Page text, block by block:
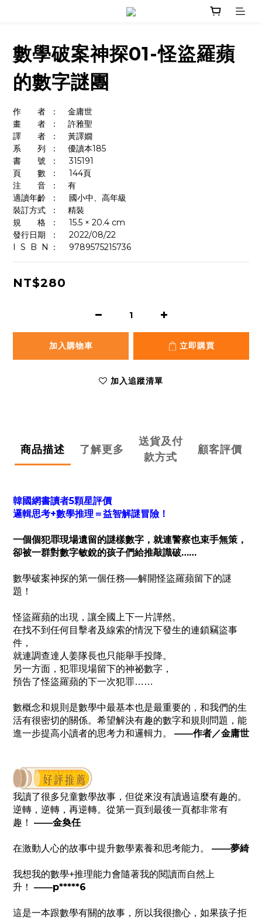
數學破案神探01-怪盜羅蘋
的數字謎團
作　　者	：    金庸世
畫　　者	：    許雅聖
譯　　者	：    黃譯嫺
系　　列	：    優讀本185
書　　號	：	315191
頁　　數	：	144頁
注　　音	：    有
適讀年齡	：	國小中、高年級
裝訂方式	：    精裝
規　　格	：	15.5 × 20.4 cm
發行日期	：	2022/08/22
I  S  B  N	：  	9789575215736
NT$280
加入購物車 立即購買
加入追蹤清單
商品描述 了解更多
送貨及付
款方式
顧客評價
韓國網書讀者5顆星評價
邏輯思考+數學推理＝益智解謎冒險！
一個個犯罪現場遺留的謎樣數字，就連警察也束手無策，
卻被一群對數字敏銳的孩子們給推敲識破……
數學破案神探的第一個任務──解開怪盜羅蘋留下的謎
題！
怪盜羅蘋的出現，讓全國上下一片譁然。
在找不到任何目擊者及線索的情況下發生的連鎖竊盜事
件，
就連調查達人姜隊長也只能舉手投降。
另一方面，犯罪現場留下的神祕數字，
預告了怪盜羅蘋的下一次犯罪……
數概念和規則是數學中最基本也是最重要的， 和我們的生
活有很密切的關係。 希望解決有趣的數字和規則問題， 能
進一步提高小讀者的思考力和邏輯力。
——作者／金庸世
我讀了很多兒童數學故事，但從來沒有讀過這麼有趣的。
逆轉，逆轉，再逆轉。從第一頁到最後一頁都非常有
趣！ ——金奐任
在激動人心的故事中提升數學素養和思考能力。 ——夢綺
我想我的數學+推理能力會隨著我的閱讀而自然上
升！ ——p*****6
這是一本跟數學有關的故事，所以我很擔心，如果孩子拒